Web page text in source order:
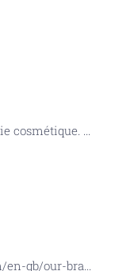
cosmétique. ...
gb/our-bra...